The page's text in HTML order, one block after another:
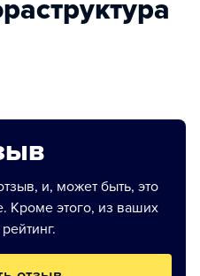
и, может быть, это
Кроме этого, из ваших